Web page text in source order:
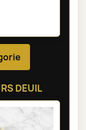
DEUIL